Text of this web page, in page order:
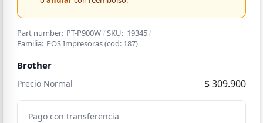
Part number: PT-P900W /SKU: 19345/
Familia: POS Impresoras(cod: 187)
Brother
Precio Normal $ 309.900
Pago con transferencia